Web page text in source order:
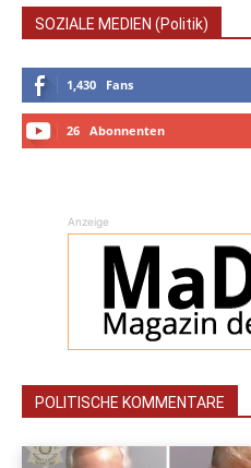
SOZIALE MEDIEN (Politik)
1,430 Fans
26 Abonnenten
Anzeige
POLITISCHE KOMMENTARE